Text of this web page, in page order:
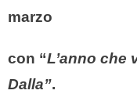
marzo
con “L’anno che
Dalla”.